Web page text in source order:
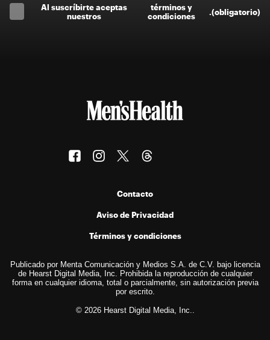
Al suscríbirte aceptas
nuestros
términos y
condiciones
(obligatorio)
Contacto
Aviso de Privacidad
Términos y condiciones
Publicado por Menta Comunicación y Medios S.A. de C.V. bajo licencia
de Hearst Digital Media, Inc. Prohibida la reproducción de cualquier
forma en cualquier idioma, total o parcialmente, sin autorización previa
por escrito.
© 2026 Hearst Digital Media, Inc..